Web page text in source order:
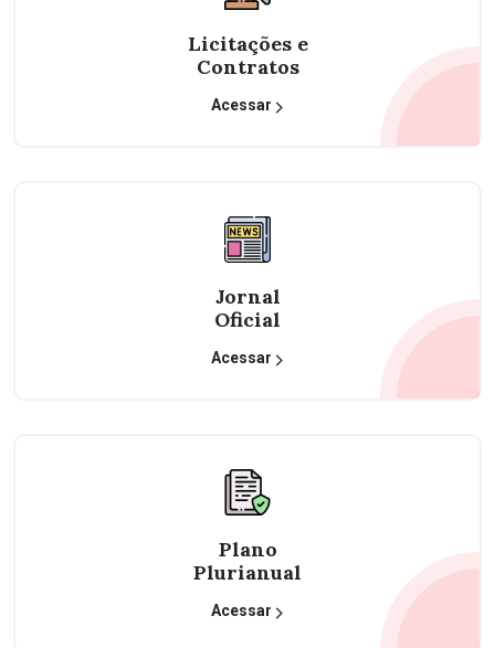
Licitações e
Contratos
Acessar
Jornal
Oficial
Acessar
Plano
Plurianual
Acessar